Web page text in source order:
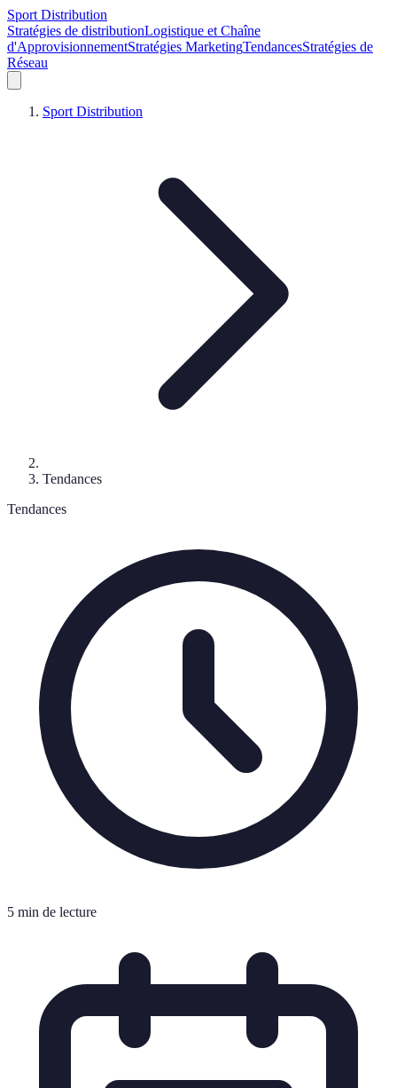
Sport Distribution
Stratégies de distributionLogistique et Chaîne
d'ApprovisionnementStratégies MarketingTendancesStratégies de
Réseau
Sport Distribution
Tendances
Tendances
5 min de lecture